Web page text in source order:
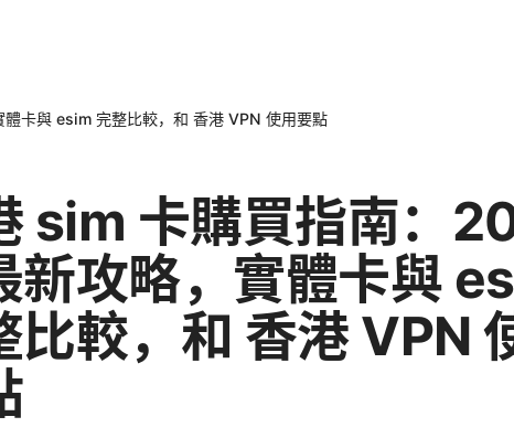
卡與 esim 完整比較，和 香港 VPN 使用要點
sim 卡購買指南：
新攻略，實體卡與
比較，和 香港 VPN